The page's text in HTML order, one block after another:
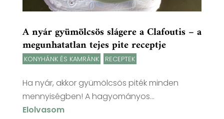
A nyár gyümölcsös slágere a Clafoutis – a
megunhatatlan tejes pite receptje
KONYHÁNK ÉS KAMRÁNK RECEPTEK
Ha nyár, akkor gyümölcsös piték minden
mennyiségben! A hagyományos...
Elolvasom